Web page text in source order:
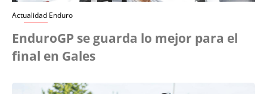
Actualidad Enduro
EnduroGP se guarda lo mejor para el
final en Gales